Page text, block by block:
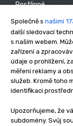
Rostlinné
Umělé
Živočišné
Boilies
Krmné směsi
KATEGORIE
Novinky
Společně s našimi
další sledovací
s naším webem.
zařízení a
údaje o prohlížení,
měření reklamy a
služeb. Kromě toho
identifikaci
Upozorňujeme, že
subdomény. Svůj